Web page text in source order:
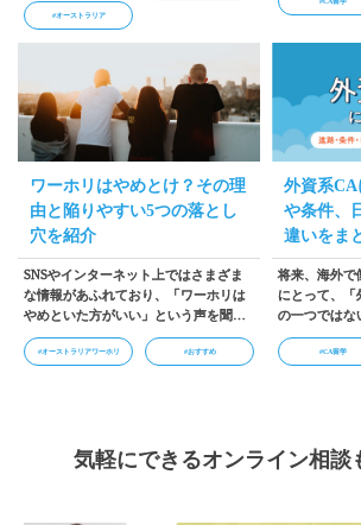
ホリでは、自分に合った仕事を見つけ
て働きたいですよね。そこでこの記事
では、オーストラリアのワーホリで働
けるおすすめの仕事や、オーストラリ
アでの仕事の探し方について紹介しま
す。…
#オーストラリア
どの知名度は
る方もいるこ
は、実際に
人の口コミ
ます。…
ワーホリはやめとけ？その理
由と陥りやすい5つの落とし
穴を紹介
SNSやインターネット上ではさまざま
な情報があふれており、「ワーホリは
やめといた方がいい」という声を聞く
方も多いのではないでしょうか。ワー
ホリは自由度が高い制度であるがゆえ
#オーストラリアワーホリ #おすすめ
外資系
や条件、
違いをま
将来、海外で
にとって、「
の一つではな
日系の航空
く、「外資系
ます。…
#CA留学
気軽にできるオンライン相談